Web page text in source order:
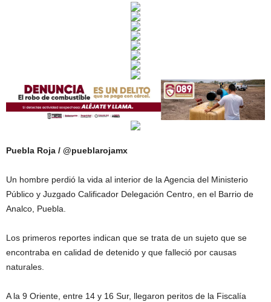
Puebla Roja / @pueblarojamx
Un hombre perdió la vida al interior de la Agencia del Ministerio
Público y Juzgado Calificador Delegación Centro, en el Barrio de
Analco, Puebla.
Los primeros reportes indican que se trata de un sujeto que se
encontraba en calidad de detenido y que falleció por causas
naturales.
A la 9 Oriente, entre 14 y 16 Sur, llegaron peritos de la Fiscalía